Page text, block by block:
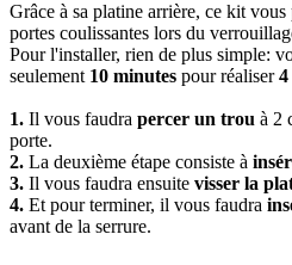
Grâce à sa platine arrière, ce kit
portes coulissantes lors du
Pour l'installer, rien de plus simple:
seulement 10 minutes pour réaliser4
1. Il vous faudra percer un trou à 2
porte.
2. La deuxième étape consiste à
3. Il vous faudra ensuite visser la
4. Et pour terminer, il vous faudra
avant de la serrure.